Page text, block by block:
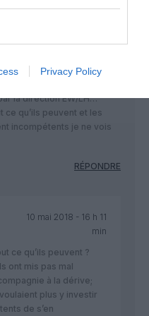
Privacy Policy
10 mai 2018 - 9 h 59 min
et pourtant on ne nage
dans la gréviculture
la direction EW/LH…
ce qu’ils peuvent et les
incompétents je ne vois
RÉPONDRE
10 mai 2018 - 16 h 11
min
ce qu’ils peuvent ?
ont mis pas mal
à la dérive;
plus y investir
de s’en